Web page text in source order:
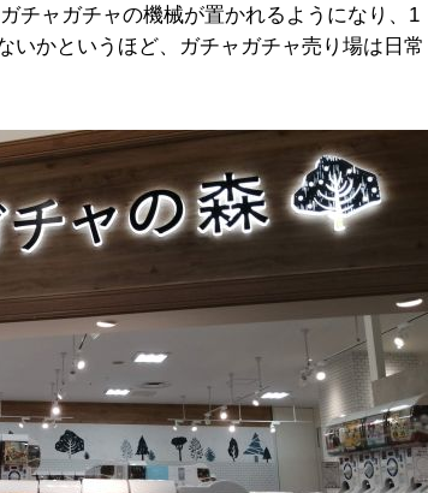
チャガチャの機械が置かれるようになり、1
いかというほど、ガチャガチャ売り場は日常